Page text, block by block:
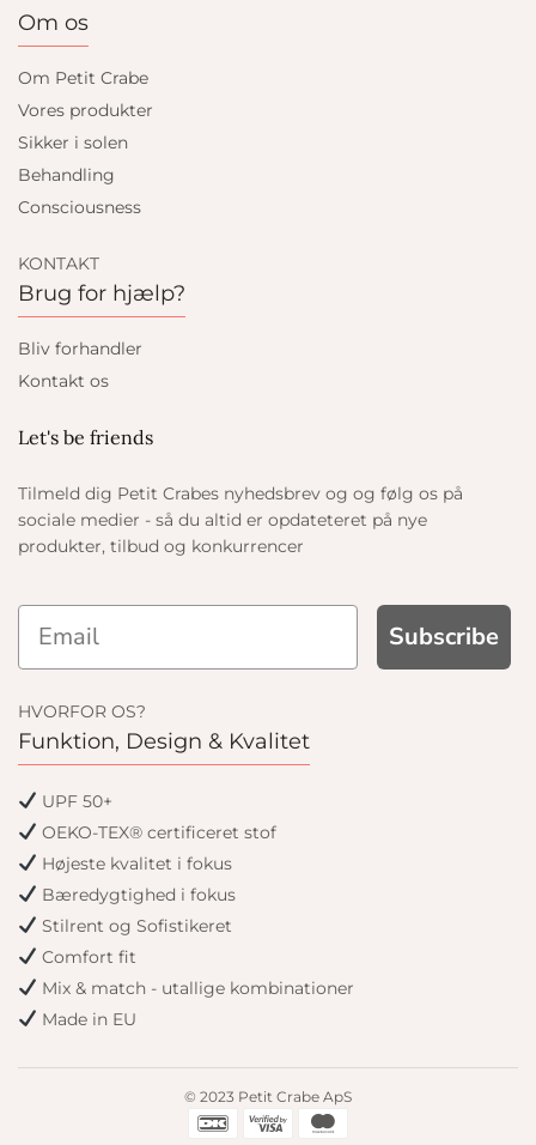
Om os
Om Petit Crabe
Vores produkter
Sikker i solen
Behandling
Consciousness
KONTAKT
Brug for hjælp?
Bliv forhandler
Kontakt os
Let's be friends
Tilmeld dig Petit Crabes nyhedsbrev og og følg os på
sociale medier - så du altid er opdateteret på nye
produkter, tilbud og konkurrencer
Subscribe
HVORFOR OS?
Funktion, Design & Kvalitet
UPF 50+
OEKO-TEX® certificeret stof
Højeste kvalitet i fokus
Bæredygtighed i fokus
Stilrent og Sofistikeret
Comfort fit
Mix & match - utallige kombinationer
Made in EU
© 2023 Petit Crabe ApS